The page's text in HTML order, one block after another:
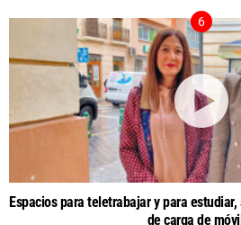
Espacios para teletrabajar y para
de carga de